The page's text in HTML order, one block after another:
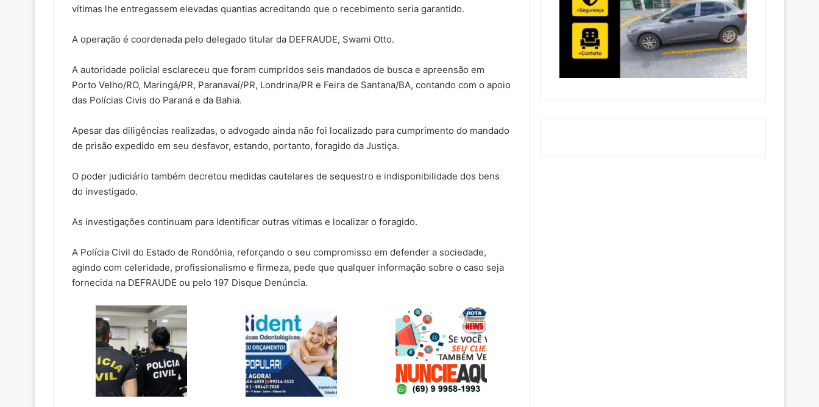
vítimas lhe entregassem elevadas quantias acreditando que o recebimento seria garantido.
A operação é coordenada pelo delegado titular da DEFRAUDE, Swami Otto.
A autoridade policial esclareceu que foram cumpridos seis mandados de busca e apreensão em
Porto Velho/RO, Maringá/PR, Paranavaí/PR, Londrina/PR e Feira de Santana/BA, contando com o apoio
das Polícias Civis do Paraná e da Bahia.
Apesar das diligências realizadas, o advogado ainda não foi localizado para cumprimento do mandado
de prisão expedido em seu desfavor, estando, portanto, foragido da Justiça.
O poder judiciário também decretou medidas cautelares de sequestro e indisponibilidade dos bens
do investigado.
As investigações continuam para identificar outras vítimas e localizar o foragido.
A Polícia Civil do Estado de Rondônia, reforçando o seu compromisso em defender a sociedade,
agindo com celeridade, profissionalismo e firmeza, pede que qualquer informação sobre o caso seja
fornecida na DEFRAUDE ou pelo 197 Disque Denúncia.